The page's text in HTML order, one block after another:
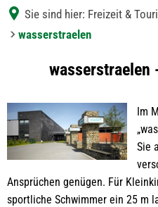
Sie sind hier: Freizeit &
wasserstraelen
wasserstraelenwasserstraelen
Im
Sie
Ansprüchen genügen. Für
sportliche Schwimmer ein 25 m